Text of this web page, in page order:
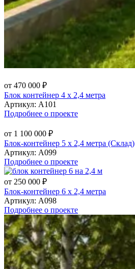
от 470 000 ₽
Блок контейнер 4 х 2,4 метра
Артикул: А101
Подробнее о проекте
от 1 100 000 ₽
Блок-контейнер 5 х 2,4 метра (Склад)
Артикул: А099
Подробнее о проекте
от 250 000 ₽
Блок-контейнер 6 х 2,4 метра
Артикул: А098
Подробнее о проекте